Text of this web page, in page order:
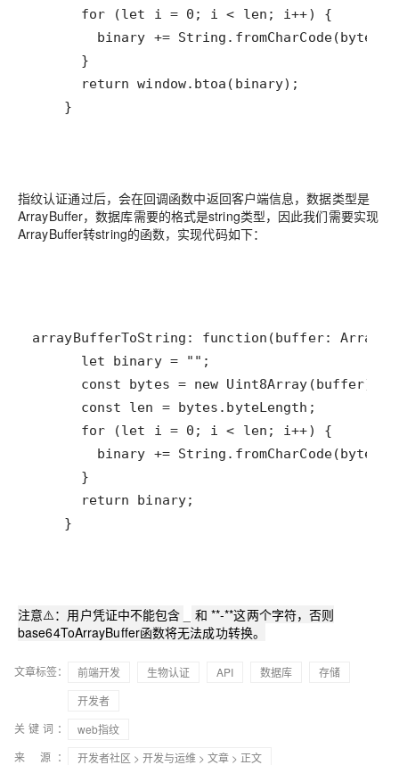
    }
指纹认证通过后，会在回调函数中返回客户端信息，数据类型是
ArrayBuffer，数据库需要的格式是string类型，因此我们需要实现
ArrayBuffer转string的函数，实现代码如下：
    }
注意⚠️：用户凭证中不能包含
和 **-**这两个字符，否则
base64ToArrayBuffer函数将无法成功转换。
文章标签： 前端开发 生物认证 API 数据库
存储
开发者
关键词：
web指纹
来 源：
开发者社区 > 开发与运维 > 文章 > 正文